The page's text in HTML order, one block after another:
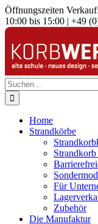
Zum
Inhalt
springen
Öffnungszeiten
10:00 bis 15:00 | +49
Suche
nach:
Home
Strandkörbe
Für
Zubehör
Die Manufaktur